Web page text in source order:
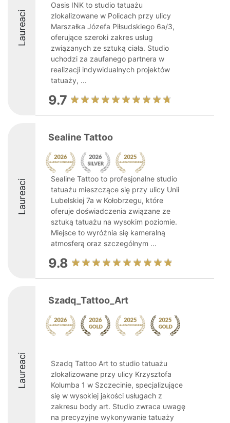
Laureaci
Oasis INK to studio tatuażu
zlokalizowane w Policach przy ulicy
Marszałka Józefa Piłsudskiego 6a/3,
oferujące szeroki zakres usług
związanych ze sztuką ciała. Studio
uchodzi za zaufanego partnera w
realizacji indywidualnych projektów
tatuaży, ...
9.7
Laureaci
Sealine Tattoo
Sealine Tattoo to profesjonalne studio
tatuażu mieszczące się przy ulicy Unii
Lubelskiej 7a w Kołobrzegu, które
oferuje doświadczenia związane ze
sztuką tatuażu na wysokim poziomie.
Miejsce to wyróżnia się kameralną
atmosferą oraz szczególnym ...
9.8
Laureaci
Szadq_Tattoo_Art
Szadq Tattoo Art to studio tatuażu
zlokalizowane przy ulicy Krzysztofa
Kolumba 1 w Szczecinie, specjalizujące
się w wysokiej jakości usługach z
zakresu body art. Studio zwraca uwagę
na precyzyjne wykonywanie tatuaży